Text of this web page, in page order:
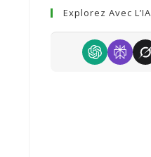
Explorez Avec L’IA